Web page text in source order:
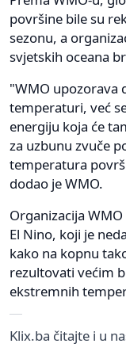
površine bile su
sezonu, a
svjetskih oceana
"WMO upozorava
temperaturi, već
energiju koja će
za uzbunu zvuče
temperatura
dodao je WMO.
Organizacija
El Nino, koji je
kako na kopnu
rezultovati većim
ekstremnih
Klix.ba čitajte i u